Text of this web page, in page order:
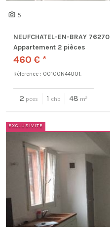
5
NEUFCHATEL-EN-BRAY 76270
Appartement 2 pièces
460 € *
Réference : 00100N44001.
2 pces 1 chb 48 m2